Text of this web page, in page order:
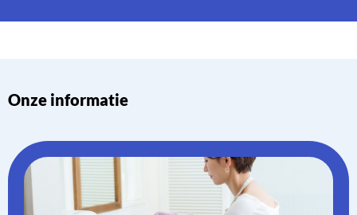
Onze informatie